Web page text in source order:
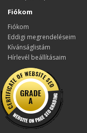
Fiókom
Fiókom
Eddigi megrendeléseim
Kívánságlistám
Hírlevél beállításaim